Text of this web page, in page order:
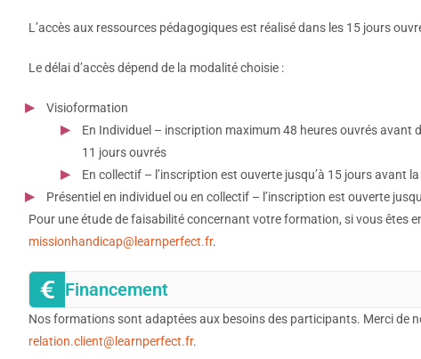
L’accès aux ressources pédagogiques est réalisé dans les 15 jours
Le délai d’accès dépend de la modalité choisie :
Visioformation
En Individuel – inscription maximum 48 heures ouvrés avant
11 jours ouvrés
En collectif – l’inscription est ouverte jusqu’à 15 jours avant
Présentiel en individuel ou en collectif – l’inscription est ouverte
Pour une étude de faisabilité concernant votre formation, si vous êtes
missionhandicap@learnperfect.fr.
Financement
Nos formations sont adaptées aux besoins des participants. Merci de
relation.client@learnperfect.fr.